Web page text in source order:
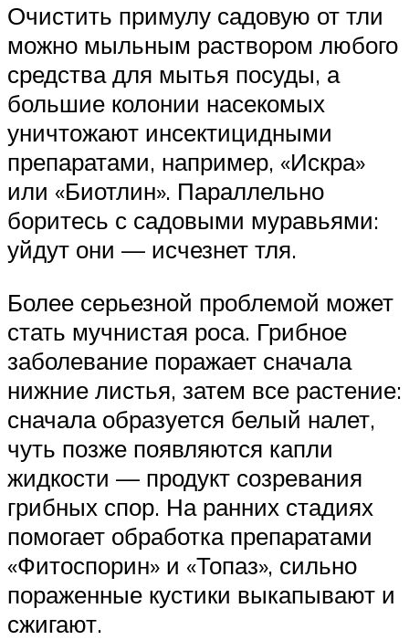
Очистить примулу садовую от тли
можно мыльным раствором любого
средства для мытья посуды, а
большие колонии насекомых
уничтожают инсектицидными
препаратами, например, «Искра»
или «Биотлин». Параллельно
боритесь с садовыми муравьями:
уйдут они — исчезнет тля.
Более серьезной проблемой может
стать мучнистая роса. Грибное
заболевание поражает сначала
нижние листья, затем все растение:
сначала образуется белый налет,
чуть позже появляются капли
жидкости — продукт созревания
грибных спор. На ранних стадиях
помогает обработка препаратами
«Фитоспорин» и «Топаз», сильно
пораженные кустики выкапывают и
сжигают.